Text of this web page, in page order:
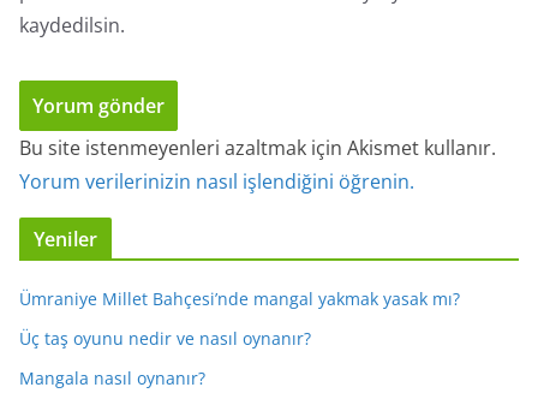
kaydedilsin.
Bu site istenmeyenleri azaltmak için Akismet kullanır.
Yorum verilerinizin nasıl işlendiğini öğrenin.
Yeniler
Ümraniye Millet Bahçesi’nde mangal yakmak yasak mı?
Üç taş oyunu nedir ve nasıl oynanır?
Mangala nasıl oynanır?